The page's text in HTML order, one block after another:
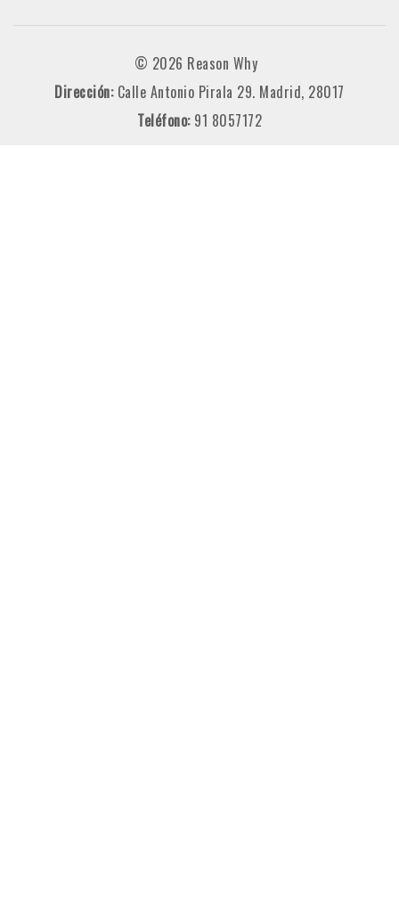
© 2026 Reason Why
Dirección: Calle Antonio Pirala 29. Madrid, 28017
Teléfono: 91 8057172